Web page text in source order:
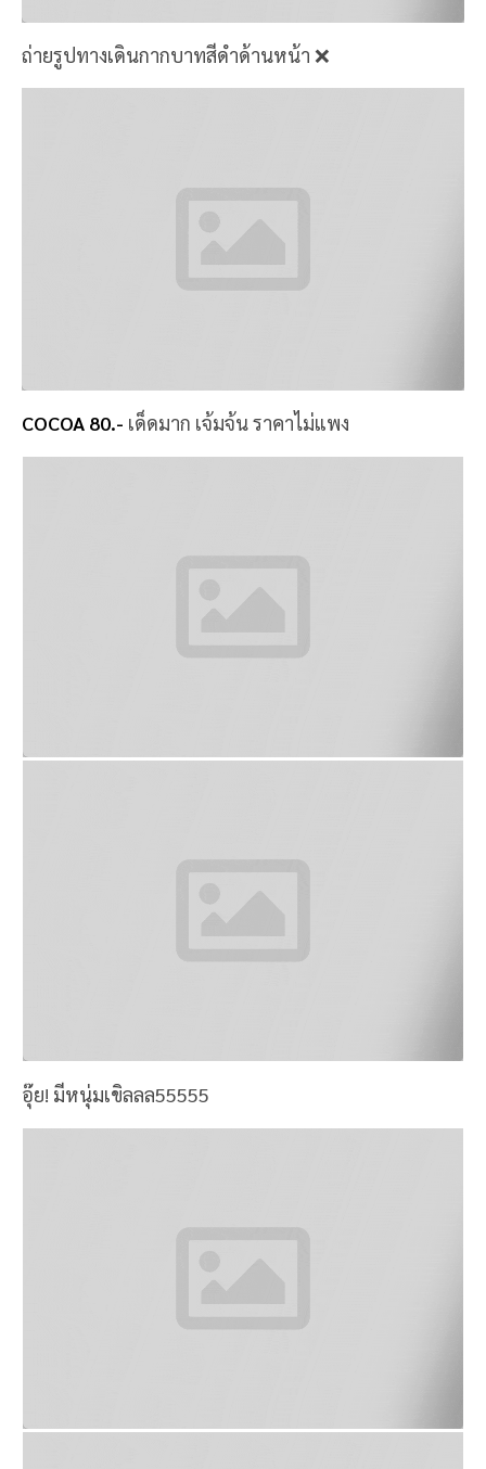
COCOA 80.-เด็ดมาก เจ้มจ้น ราคาไม่แพง